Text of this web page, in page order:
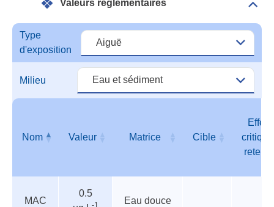
Valeurs réglementaires
Type
d'exposition
Milieu
réglementaires
Nom Valeur Matrice Cible
Effet
critique
retenu
MAC
0.5
-1 Eau douce